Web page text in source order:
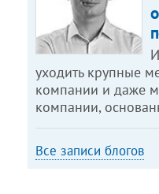
уходить крупные
компании и даже
компании,
Все записи блогов